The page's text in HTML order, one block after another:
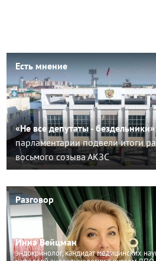
Есть мнение
«Не все депутаты -
парламентарии подвели итоги
восьмого созыва АКЗС
Разговор
Инна Вейцман
эндокринолог, кандидат медицинских